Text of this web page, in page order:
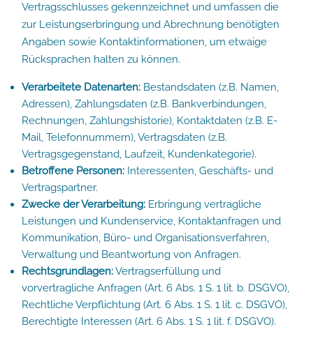
Vertragsschlusses gekennzeichnet und umfassen die
zur Leistungserbringung und Abrechnung benötigten
Angaben sowie Kontaktinformationen, um etwaige
Rücksprachen halten zu können.
Verarbeitete Datenarten: Bestandsdaten (z.B. Namen,
Adressen), Zahlungsdaten (z.B. Bankverbindungen,
Rechnungen, Zahlungshistorie), Kontaktdaten (z.B. E-
Mail, Telefonnummern), Vertragsdaten (z.B.
Vertragsgegenstand, Laufzeit, Kundenkategorie).
Betroffene Personen: Interessenten, Geschäfts- und
Vertragspartner.
Zwecke der Verarbeitung: Erbringung vertragliche
Leistungen und Kundenservice, Kontaktanfragen und
Kommunikation, Büro- und Organisationsverfahren,
Verwaltung und Beantwortung von Anfragen.
Rechtsgrundlagen:Vertragserfüllung und
vorvertragliche Anfragen (Art. 6 Abs. 1 S. 1 lit. b. DSGVO),
Rechtliche Verpflichtung (Art. 6 Abs. 1 S. 1 lit. c. DSGVO),
Berechtigte Interessen (Art. 6 Abs. 1 S. 1 lit. f. DSGVO).